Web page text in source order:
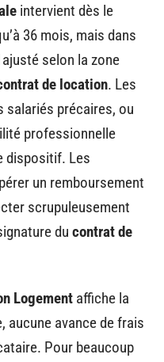
intervient dès le
36 mois, mais dans
selon la zone
de location. Les
salariés précaires, ou
professionnelle
dispositif. Les
un remboursement
scrupuleusement
du contrat de
Logement affiche la
aucune avance de frais
Pour beaucoup